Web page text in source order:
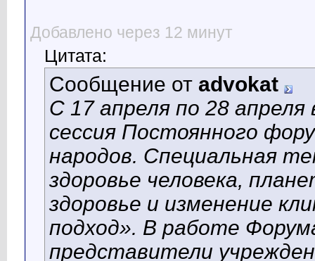
Добавлено через 12 минут
Цитата:
Сообщение от advokat
С 17 апреля по 28
сессия Постоянного
народов. Специальная
здоровье человека,
здоровье и изменение
подход». В работе
представители